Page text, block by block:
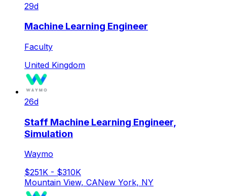
29d
Machine Learning Engineer
Faculty
United Kingdom
26d
Staff Machine Learning Engineer,
Simulation
Waymo
$251K - $310K
Mountain View, CANew York, NY